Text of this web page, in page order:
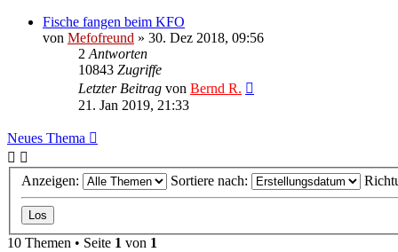
Fische fangen beim KFO
von Mefofreund » 30. Dez 2018, 09:56
2 Antworten
10843 Zugriffe
Letzter Beitrag von Bernd R.
21. Jan 2019, 21:33
Neues Thema
Anzeigen: Sortiere nach:
10 Themen • Seite 1 von 1